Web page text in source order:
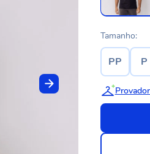
Tamanho:
PP P